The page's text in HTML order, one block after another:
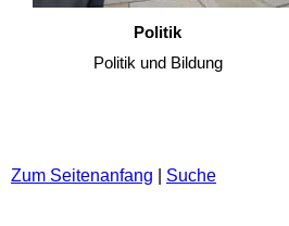
Politik
Politik und Bildung
Zum Seitenanfang Suche